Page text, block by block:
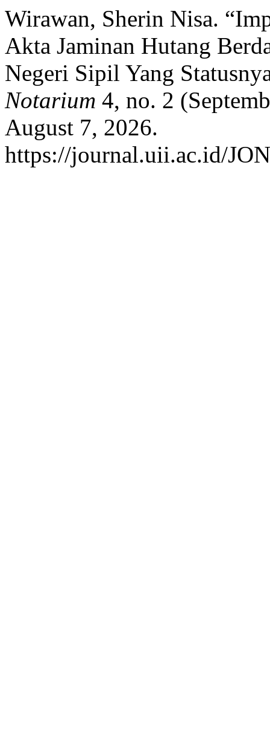
Wirawan, Sherin Nisa.
Akta Jaminan Hutang
Negeri Sipil Yang
Notarium 4, no. 2
August 7, 2026.
https://journal.uii.ac.id/